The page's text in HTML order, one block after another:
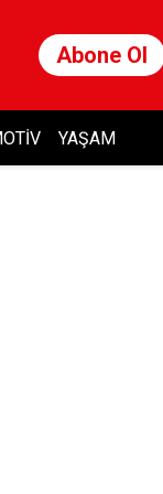
Abone Ol
YAŞAM